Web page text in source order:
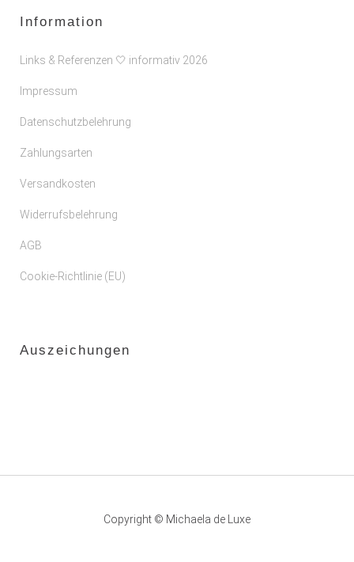
Information
Links & Referenzen 🤍 informativ 2026
Impressum
Datenschutzbelehrung
Zahlungsarten
Versandkosten
Widerrufsbelehrung
AGB
Cookie-Richtlinie (EU)
Auszeichungen
Copyright © Michaela de Luxe